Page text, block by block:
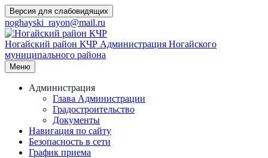
Перейти
к
содержимому
Версия для слабовидящих
noghayski_rayon@mail.ru
Ногайский район КЧР Администрация Ногайского
муниципального района
Меню
Администрация
Глава Администрации
Градостроительство
Документы
Навигация по сайту
Безопасность в сети
График приема